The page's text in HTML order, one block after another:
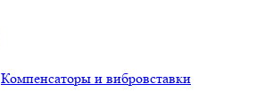
Компенсаторы и вибровставки